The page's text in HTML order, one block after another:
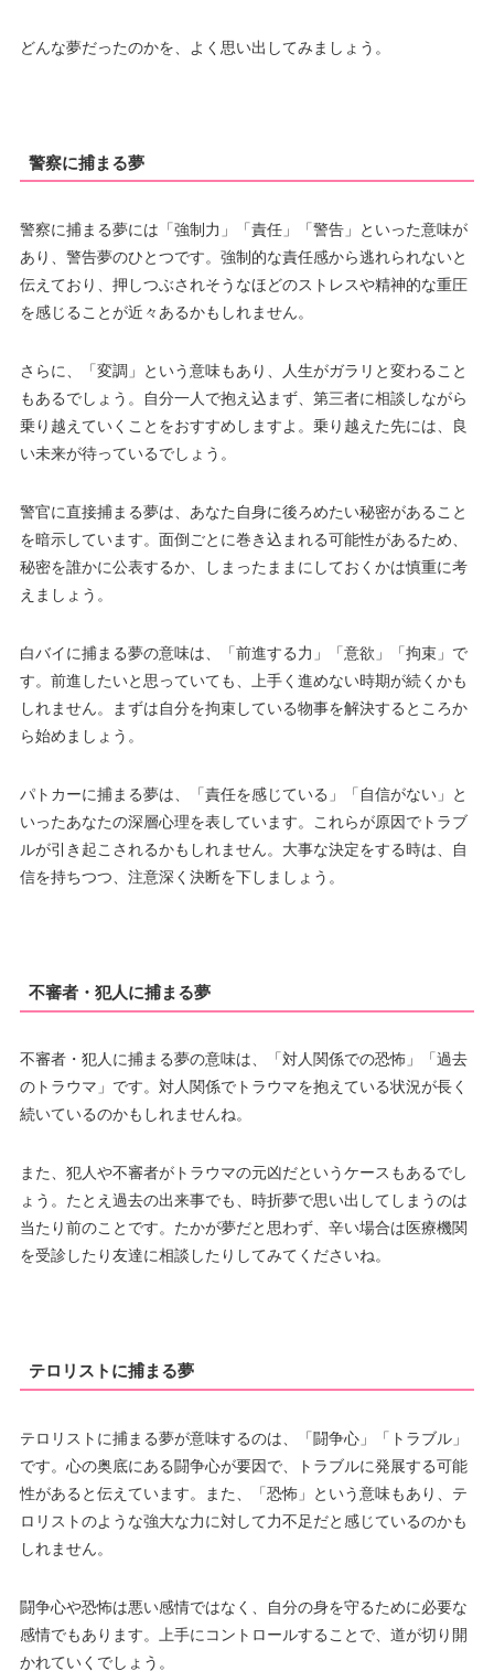
どんな夢だったのかを、よく思い出してみましょう。
警察に捕まる夢
警察に捕まる夢には「強制力」「責任」「警告」といった意味が
あり、警告夢のひとつです。強制的な責任感から逃れられないと
伝えており、押しつぶされそうなほどのストレスや精神的な重圧
を感じることが近々あるかもしれません。
さらに、「変調」という意味もあり、人生がガラリと変わること
もあるでしょう。自分一人で抱え込まず、第三者に相談しながら
乗り越えていくことをおすすめしますよ。乗り越えた先には、良
い未来が待っているでしょう。
警官に直接捕まる夢は、あなた自身に後ろめたい秘密があること
を暗示しています。面倒ごとに巻き込まれる可能性があるため、
秘密を誰かに公表するか、しまったままにしておくかは慎重に考
えましょう。
白バイに捕まる夢の意味は、「前進する力」「意欲」「拘束」で
す。前進したいと思っていても、上手く進めない時期が続くかも
しれません。まずは自分を拘束している物事を解決するところか
ら始めましょう。
パトカーに捕まる夢は、「責任を感じている」「自信がない」と
いったあなたの深層心理を表しています。これらが原因でトラブ
ルが引き起こされるかもしれません。大事な決定をする時は、自
信を持ちつつ、注意深く決断を下しましょう。
不審者・犯人に捕まる夢
不審者・犯人に捕まる夢の意味は、「対人関係での恐怖」「過去
のトラウマ」です。対人関係でトラウマを抱えている状況が長く
続いているのかもしれませんね。
また、犯人や不審者がトラウマの元凶だというケースもあるでし
ょう。たとえ過去の出来事でも、時折夢で思い出してしまうのは
当たり前のことです。たかが夢だと思わず、辛い場合は医療機関
を受診したり友達に相談したりしてみてくださいね。
テロリストに捕まる夢
テロリストに捕まる夢が意味するのは、「闘争心」「トラブル」
です。心の奥底にある闘争心が要因で、トラブルに発展する可能
性があると伝えています。また、「恐怖」という意味もあり、テ
ロリストのような強大な力に対して力不足だと感じているのかも
しれません。
闘争心や恐怖は悪い感情ではなく、自分の身を守るために必要な
感情でもあります。上手にコントロールすることで、道が切り開
かれていくでしょう。